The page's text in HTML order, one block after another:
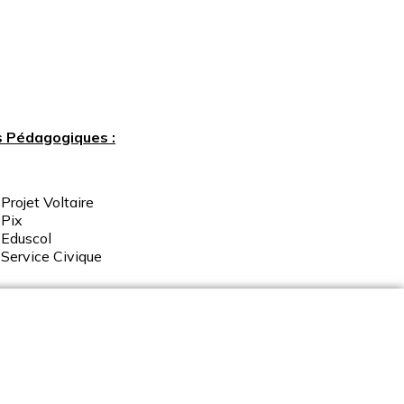
Pédagogiques :
Projet Voltaire
Pix
Eduscol
Service Civique